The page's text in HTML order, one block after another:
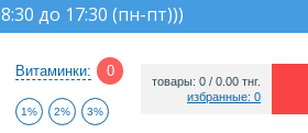
до 17:30 (пн-пт)))
Витаминки: 0
1% 2% 3%
товары: 0 / 0.00 тнг.
избранные: 0